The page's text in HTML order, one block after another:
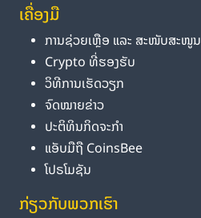
ເຄື່ອງມື
ການຊ່ວຍເຫຼືອ ແລະ ສະໜັບສະໜູນ
Crypto ທີ່ຮອງຮັບ
ວິທີການເຮັດວຽກ
ຈົດໝາຍຂ່າວ
ປະຕິທິນກິດຈະກຳ
ແອັບມືຖື CoinsBee
ໂປຣໂມຊັນ
ກ່ຽວກັບພວກເຮົາ